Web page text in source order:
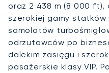
oraz 2 438 m (8 000 ft),
szerokiej gamy
samolotów
odrzutowców po
dalekim zasięgu i
pasażerskie klasy VIP.